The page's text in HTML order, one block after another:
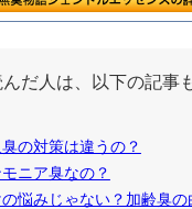
だ人は、以下の記事
の対策は違うの？
ニア臭なの？
悩みじゃない？加齢臭